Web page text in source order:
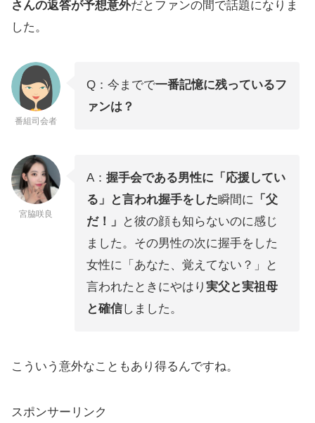
さんの返答が予想意外だとファンの間で話題になりま
した。
番組司会者
Q：今までで一番記憶に残っているフ
ァンは？
宮脇咲良
A： 握手会である男性に「応援してい
る」と言われ握手をした瞬間に 「父
だ！」
と彼の顔も知らないのに感じ
ました。その男性の次に握手をした
女性に「あなた、覚えてない？」と
言われたときにやはり 実父と実祖母
と確信しました。
こういう意外なこともあり得るんですね。
スポンサーリンク